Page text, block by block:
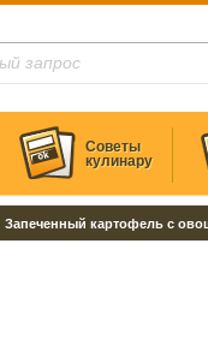
Советы
кулинару
Запеченный картофель с